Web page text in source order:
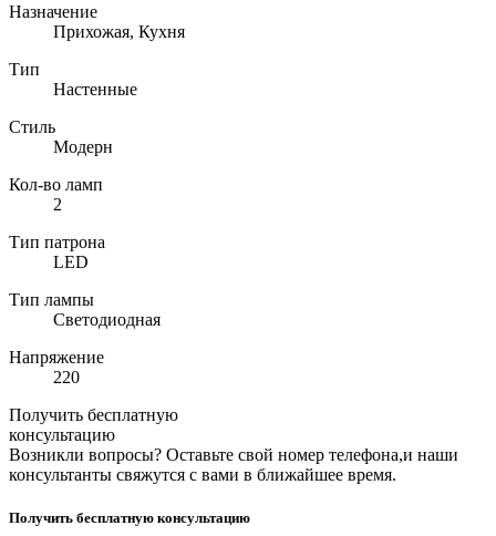
Назначение
Прихожая, Кухня
Тип
Настенные
Стиль
Модерн
Кол-во ламп
2
Тип патрона
LED
Тип лампы
Светодиодная
Напряжение
220
Получить бесплатную
консультацию
Возникли вопросы? Оставьте свой номер телефона,и наши
консультанты свяжутся с вами в ближайшее время.
Получить бесплатную консультацию